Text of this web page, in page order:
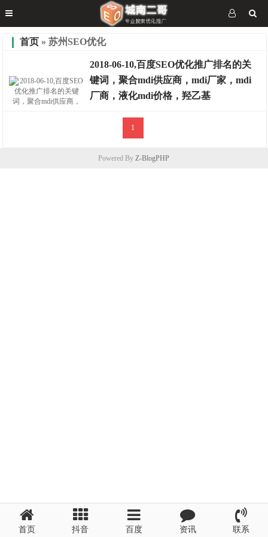
首页 » 苏州SEO优化
2018-06-10,百度SEO优化推广排名的关
键词，聚合mdi供应商，mdi厂家，mdi
厂商，液化mdi价格，羟乙基
1
Powered ByZ-BlogPHP
首页 抖音 百度 资讯 联系